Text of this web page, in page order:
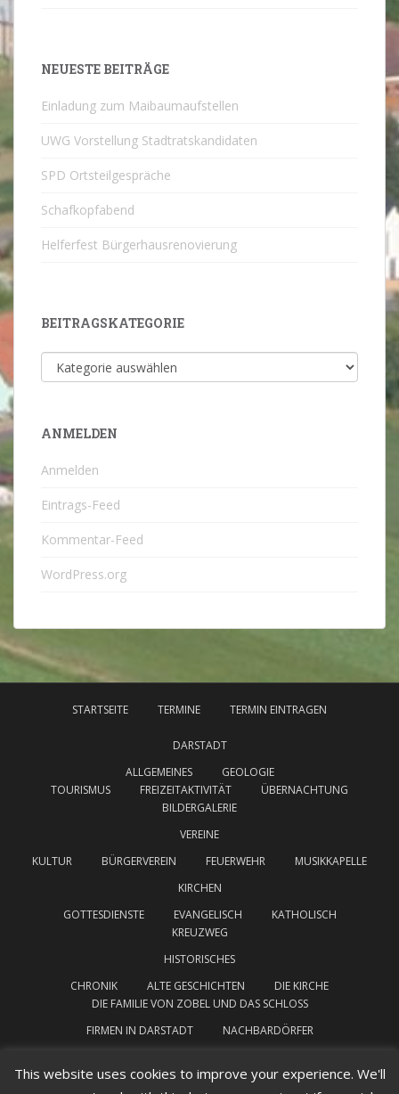
NEUESTE BEITRÄGE
Einladung zum Maibaumaufstellen
UWG Vorstellung Stadtratskandidaten
SPD Ortsteilgespräche
Schafkopfabend
Helferfest Bürgerhausrenovierung
BEITRAGSKATEGORIE
Beitragskategorie
ANMELDEN
Anmelden
Eintrags-Feed
Kommentar-Feed
WordPress.org
STARTSEITE TERMINE TERMIN EINTRAGEN
DARSTADT
ALLGEMEINES
GEOLOGIE
TOURISMUS
FREIZEITAKTIVITÄT
ÜBERNACHTUNG
BILDERGALERIE
VEREINE
KULTUR
BÜRGERVEREIN FEUERWEHR
MUSIKKAPELLE
KIRCHEN
GOTTESDIENSTE
EVANGELISCH
KATHOLISCH
KREUZWEG
HISTORISCHES
CHRONIK
ALTE GESCHICHTEN
DIE KIRCHE
DIE FAMILIE VON ZOBEL UND DAS SCHLOSS
FIRMEN IN DARSTADT
NACHBARDÖRFER
INTERESSANTE LINKS
This website uses cookies to improve your experience. We'll